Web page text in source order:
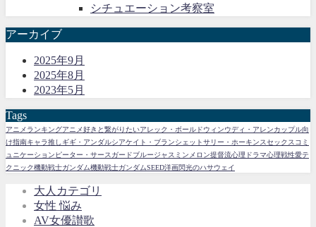
シチュエーション考察室
アーカイブ
2025年9月
2025年8月
2023年5月
Tags
アニメランキングアニメ好きと繋がりたいアレック・ボールドウィンウディ・アレンカップル向
け指南キャラ推し ギギ・アンダルシアケイト・ブランシェットサリー・ホーキンスセックスコミ
ュニケーションピーター・サースガードブルージャスミン メロン提督流心理ドラマ心理戦性愛テ
クニック機動戦士ガンダム機動戦士ガンダムSEED洋画閃光のハサウェイ
大人カテゴリ
女性 悩み
AV女優讃歌